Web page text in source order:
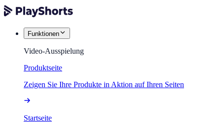
Funktionen
Video-Ausspielung
Produktseite
Zeigen Sie Ihre Produkte in Aktion auf Ihren Seiten
Startseite